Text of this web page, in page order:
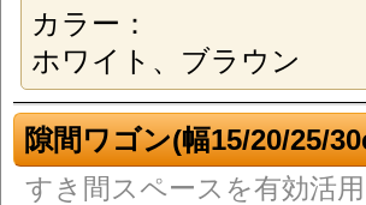
カラー：
ホワイト、ブラウン
隙間ワゴン(幅15/20/25/
すき間スペースを有効活